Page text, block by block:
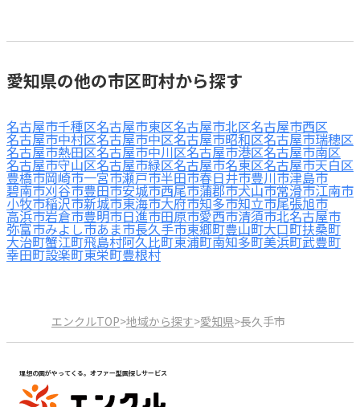
愛知県の他の市区町村から探す
名古屋市千種区名古屋市東区名古屋市北区名古屋市西区
名古屋市中村区名古屋市中区名古屋市昭和区名古屋市瑞穂区
名古屋市熱田区名古屋市中川区名古屋市港区名古屋市南区
名古屋市守山区名古屋市緑区名古屋市名東区名古屋市天白区
豊橋市岡崎市一宮市瀬戸市半田市春日井市豊川市津島市
碧南市刈谷市豊田市安城市西尾市蒲郡市犬山市常滑市江南市
小牧市稲沢市新城市東海市大府市知多市知立市尾張旭市
高浜市岩倉市豊明市日進市田原市愛西市清須市北名古屋市
弥富市みよし市あま市長久手市東郷町豊山町大口町扶桑町
大治町蟹江町飛島村阿久比町東浦町南知多町美浜町武豊町
幸田町設楽町東栄町豊根村
エンクルTOP>地域から探す>愛知県>長久手市
理想の園がやってくる。オファー型園探しサービス